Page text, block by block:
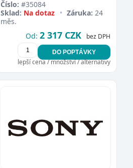
Číslo: #35084
Sklad: Na dotaz • Záruka: 24
měs.
Od: 2 317 CZK bez DPH
DO POPTÁVKY
lepší cena / množství / alternativy